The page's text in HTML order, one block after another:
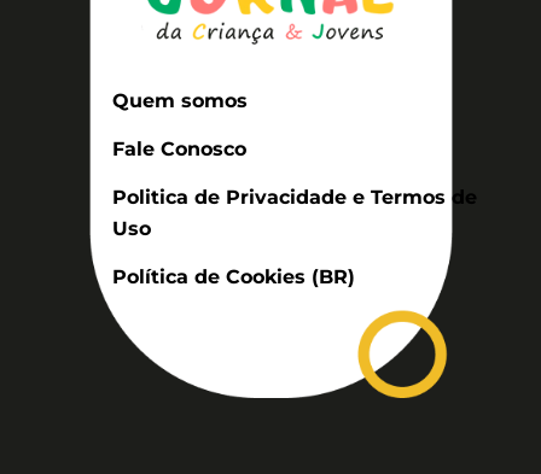
Quem somos
Fale Conosco
Politica de Privacidade e Termos de
Uso
Política de Cookies (BR)